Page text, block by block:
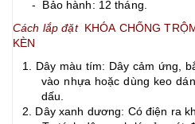
- Bảo hành: 12 tháng.
Cách lắp đặtKHÓA CHỐNG
KÈN
1.­­ Dây màu tím: Dây cảm ứng,
vào nhựa hoặc dùng keo
dấu.
2. Dây xanh dương: Có điện ra